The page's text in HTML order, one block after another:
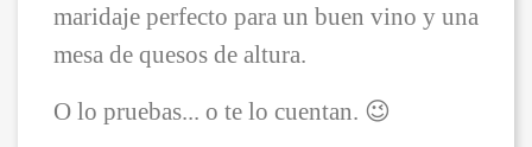
maridaje perfecto para un buen vino y una
mesa de quesos de altura.
O lo pruebas... o te lo cuentan. 😉